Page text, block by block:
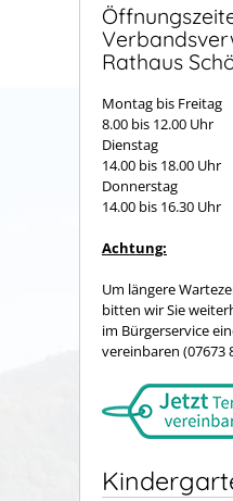
Rathaus
Montag bis Freitag
8.00 bis 12.00 Uhr
Dienstag
14.00 bis 18.00 Uhr
Donnerstag
14.00 bis 16.30 Uhr
Achtung:
Um längere
bitten wir Sie
im Bürgerservice
vereinbaren (07673